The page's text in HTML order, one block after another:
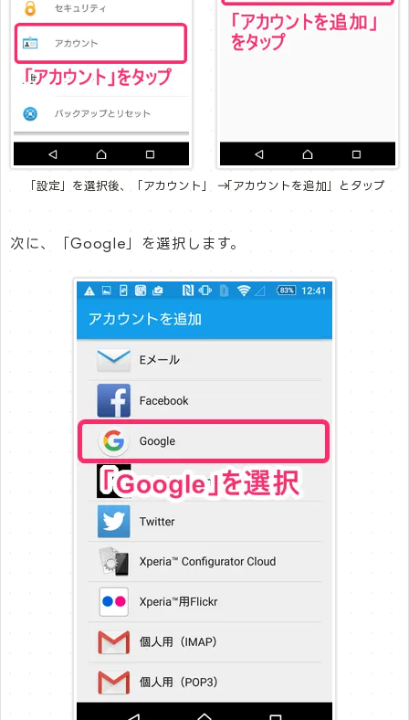
「設定」を選択後、「アカウント」 → 「アカウントを追加」とタップ
次に、「Google」を選択します。